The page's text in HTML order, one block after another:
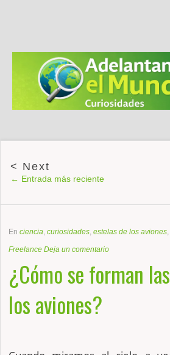
← Entrada más reciente
Enciencia,curiosidades,estelas de los aviones
Freelance Deja un comentario
¿Cómo se forman
los aviones?